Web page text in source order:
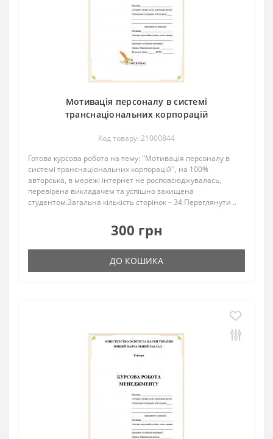
Мотивація персоналу в системі
транснаціональних корпорацій
Код товару: 21000844
Готова курсова робота на тему: "Мотивація персоналу в
системі транснаціональних корпорацій", на 100%
авторська, в мережі інтернет не росповсюджувалась,
перевірена викладачем та успішно захищена
студентом.Загальна кількість сторінок – 34 Переглянути ..
300 грн
ДО КОШИКА